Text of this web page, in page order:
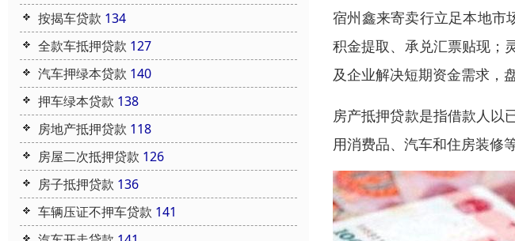
按揭车贷款 134
全款车抵押贷款 127
汽车押绿本贷款 140
押车绿本贷款 138
房地产抵押贷款 118
房屋二次抵押贷款 126
房子抵押贷款 136
车辆压证不押车贷款 141
宿州鑫来寄卖行立足本地市
积金提取、承兑汇票贴现；
及企业解决短期资金需求，
房产抵押贷款是指借款人以
用消费品、汽车和住房装修